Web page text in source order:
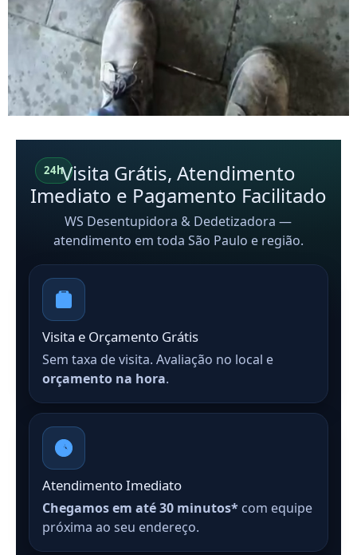
24hVisita Grátis, Atendimento
Imediato e Pagamento Facilitado
WS Desentupidora & Dedetizadora —
atendimento em toda São Paulo e região.
Visita e Orçamento Grátis
Sem taxa de visita. Avaliação no local e
orçamento na hora.
Atendimento Imediato
Chegamos em até 30 minutos* com equipe
próxima ao seu endereço.